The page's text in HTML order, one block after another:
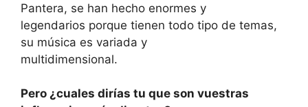
Pantera, se han hecho enormes y
legendarios porque tienen todo tipo de temas,
su música es variada y
multidimensional.
Pero ¿cuales dirías tu que son vuestras